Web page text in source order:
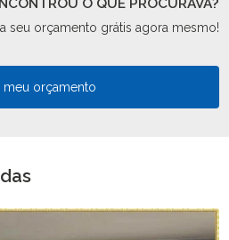
O QUE PROCURAVA?
seu orçamento grátis agora mesmo!
meu orçamento